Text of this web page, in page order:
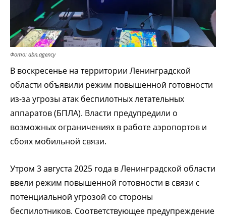
Фото: abn.agency
В воскресенье на территории Ленинградской
области объявили режим повышенной готовности
из-за угрозы атак беспилотных летательных
аппаратов (БПЛА). Власти предупредили о
возможных ограничениях в работе аэропортов и
сбоях мобильной связи.
Утром 3 августа 2025 года в Ленинградской области
ввели режим повышенной готовности в связи с
потенциальной угрозой со стороны
беспилотников. Соответствующее предупреждение